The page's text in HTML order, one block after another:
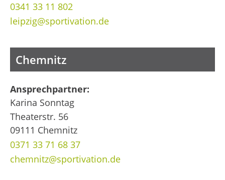
0341 33 11 802
leipzig@sportivation.de
Chemnitz
Ansprechpartner:
Karina Sonntag
Theaterstr. 56
09111 Chemnitz
0371 33 71 68 37
chemnitz@sportivation.de